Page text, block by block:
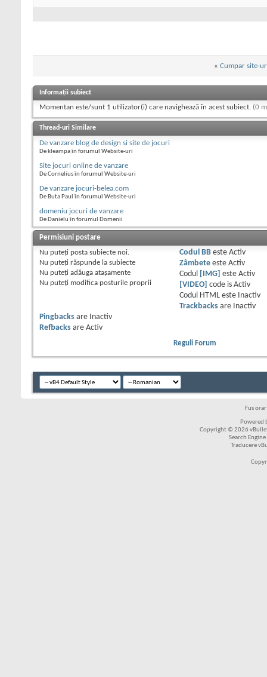
« Cumpar site-
Informații subiect
Momentan este/sunt 1 utilizator(i) care navighează în acest subiect. (0
Thread-uri Similare
De vanzare blog de design si site de jocuri
De kleampa în forumul Website-uri
Site jocuri online de vanzare
De Cornelius în forumul Website-uri
De vanzare jocuri-belea.com
De Buta Paul în forumul Website-uri
domeniu jocuri de vanzare
De Danielu în forumul Domenii
Permisiuni postare
Nu puteţi posta subiecte noi.
Nu puteţi răspunde la subiecte
Nu puteţi adăuga ataşamente
Nu puteţi modifica posturile proprii
Codul BBeste Activ
Zâmbeteeste Activ
Codul
[IMG] este Activ
[VIDEO]
code is Activ
Codul HTML este
Inactiv
Trackbacksare
Inactiv
Pingbacks are
Inactiv
Refbacks are Activ
Reguli Forum
Fus
Powered
Copyright © 2026
Search
Traducere